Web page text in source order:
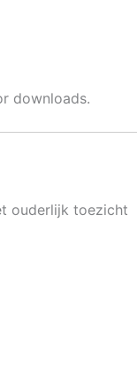
downloads.
ouderlijk toezicht